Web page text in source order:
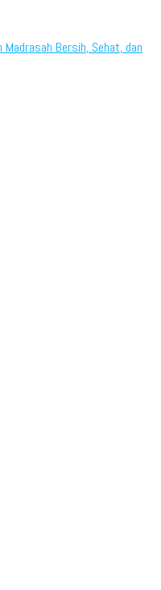
Bersih, Sehat, dan